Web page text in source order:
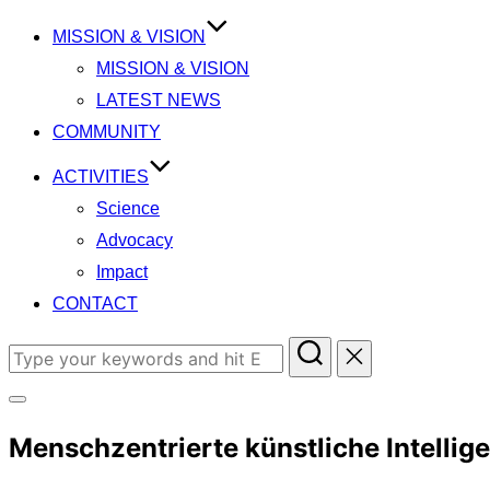
MISSION & VISION
MISSION & VISION
LATEST NEWS
COMMUNITY
ACTIVITIES
Science
Advocacy
Impact
CONTACT
Search
sidebar
Menschzentrierte künstliche